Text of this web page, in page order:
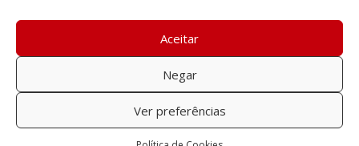
Aceitar
Negar
Ver preferências
Bairro:
Coqueiros, Florianópolis SC
88.080-160
Política de privacidade
Copyright © 2023 Todos os Direitos Reservados SC - Governo de